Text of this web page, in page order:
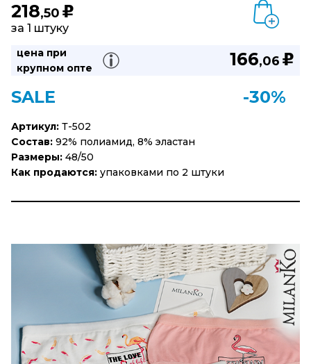
218,50 u
за 1 штуку
цена при
крупном опте
166,06 u
SALE -30%
Артикул: Т-502
Состав: 92% полиамид, 8% эластан
Размеры: 48/50
Как продаются: упаковками по 2 штуки